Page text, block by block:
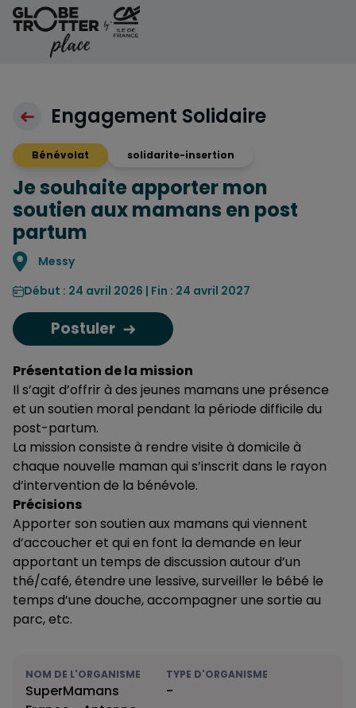
Aller au contenu
Engagement Solidaire
Bénévolat solidarite-insertion
Je souhaite apporter mon
soutien aux mamans en post
partum
Localisation
Messy
Début : 24 avril 2026 | Fin : 24 avril 2027
Postuler
Présentation de la mission
Il s’agit d’offrir à des jeunes mamans une présence
et un soutien moral pendant la période difficile du
post-partum.
La mission consiste à rendre visite à domicile à
chaque nouvelle maman qui s’inscrit dans le rayon
d’intervention de la bénévole.
Précisions
Apporter son soutien aux mamans qui viennent
d’accoucher et qui en font la demande en leur
apportant un temps de discussion autour d’un
thé/café, étendre une lessive, surveiller le bébé le
temps d’une douche, accompagner une sortie au
parc, etc.
NOM DE L'ORGANISME
SuperMamans
TYPE D'ORGANISME
-